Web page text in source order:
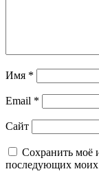
Имя *
Email *
Сайт
Сохранить моё
последующих моих